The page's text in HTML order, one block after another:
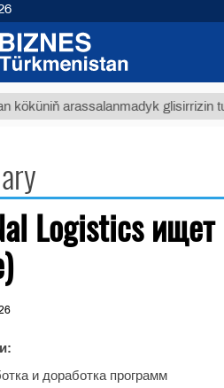
köküniň arassalanmadyk glisirrizin
Logistics
и доработка программ